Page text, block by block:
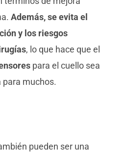
Además, se evita el
y los riesgos
, lo que hace que el
para el cuello sea
muchos.
pueden ser una